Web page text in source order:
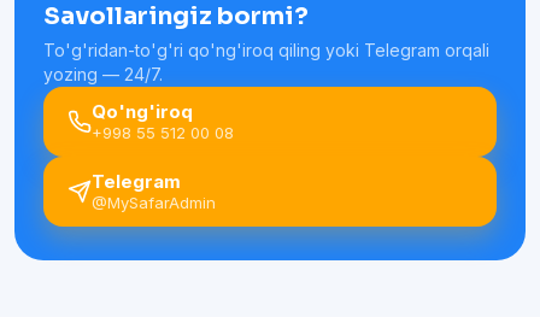
Savollaringiz bormi?
To'g'ridan-to'g'ri qo'ng'iroq qiling yoki Telegram orqali
yozing — 24/7.
Qo'ng'iroq
+998 55 512 00 08
Telegram
@MySafarAdmin